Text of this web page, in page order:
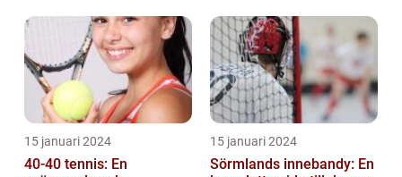
15 januari 2024
40-40 tennis: En
15 januari 2024
Sörmlands innebandy: En